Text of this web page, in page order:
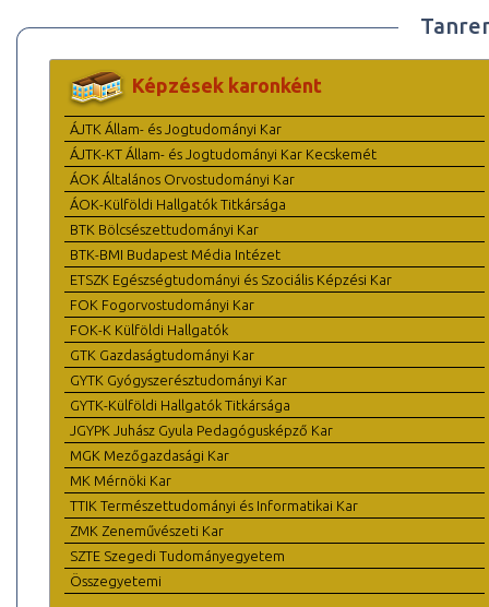
Képzések karonként
ÁJTK Állam- és Jogtudományi Kar
ÁJTK-KT Állam- és Jogtudományi Kar Kecskemét
ÁOK Általános Orvostudományi Kar
ÁOK-Külföldi Hallgatók Titkársága
BTK Bölcsészettudományi Kar
BTK-BMI Budapest Média Intézet
ETSZK Egészségtudományi és Szociális Képzési Kar
FOK Fogorvostudományi Kar
FOK-K Külföldi Hallgatók
GTK Gazdaságtudományi Kar
GYTK Gyógyszerésztudományi Kar
GYTK-Külföldi Hallgatók Titkársága
JGYPK Juhász Gyula Pedagógusképző Kar
MGK Mezőgazdasági Kar
MK Mérnöki Kar
TTIK Természettudományi és Informatikai Kar
ZMK Zeneművészeti Kar
SZTE Szegedi Tudományegyetem
Összegyetemi